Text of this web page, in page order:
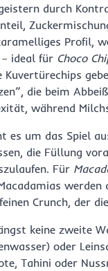
durch
Profil,
ideal für Choco
die beim
während
es um das Spiel
die Füllung
Für
Crunch, der
keine zweite
oder
Tahini oder